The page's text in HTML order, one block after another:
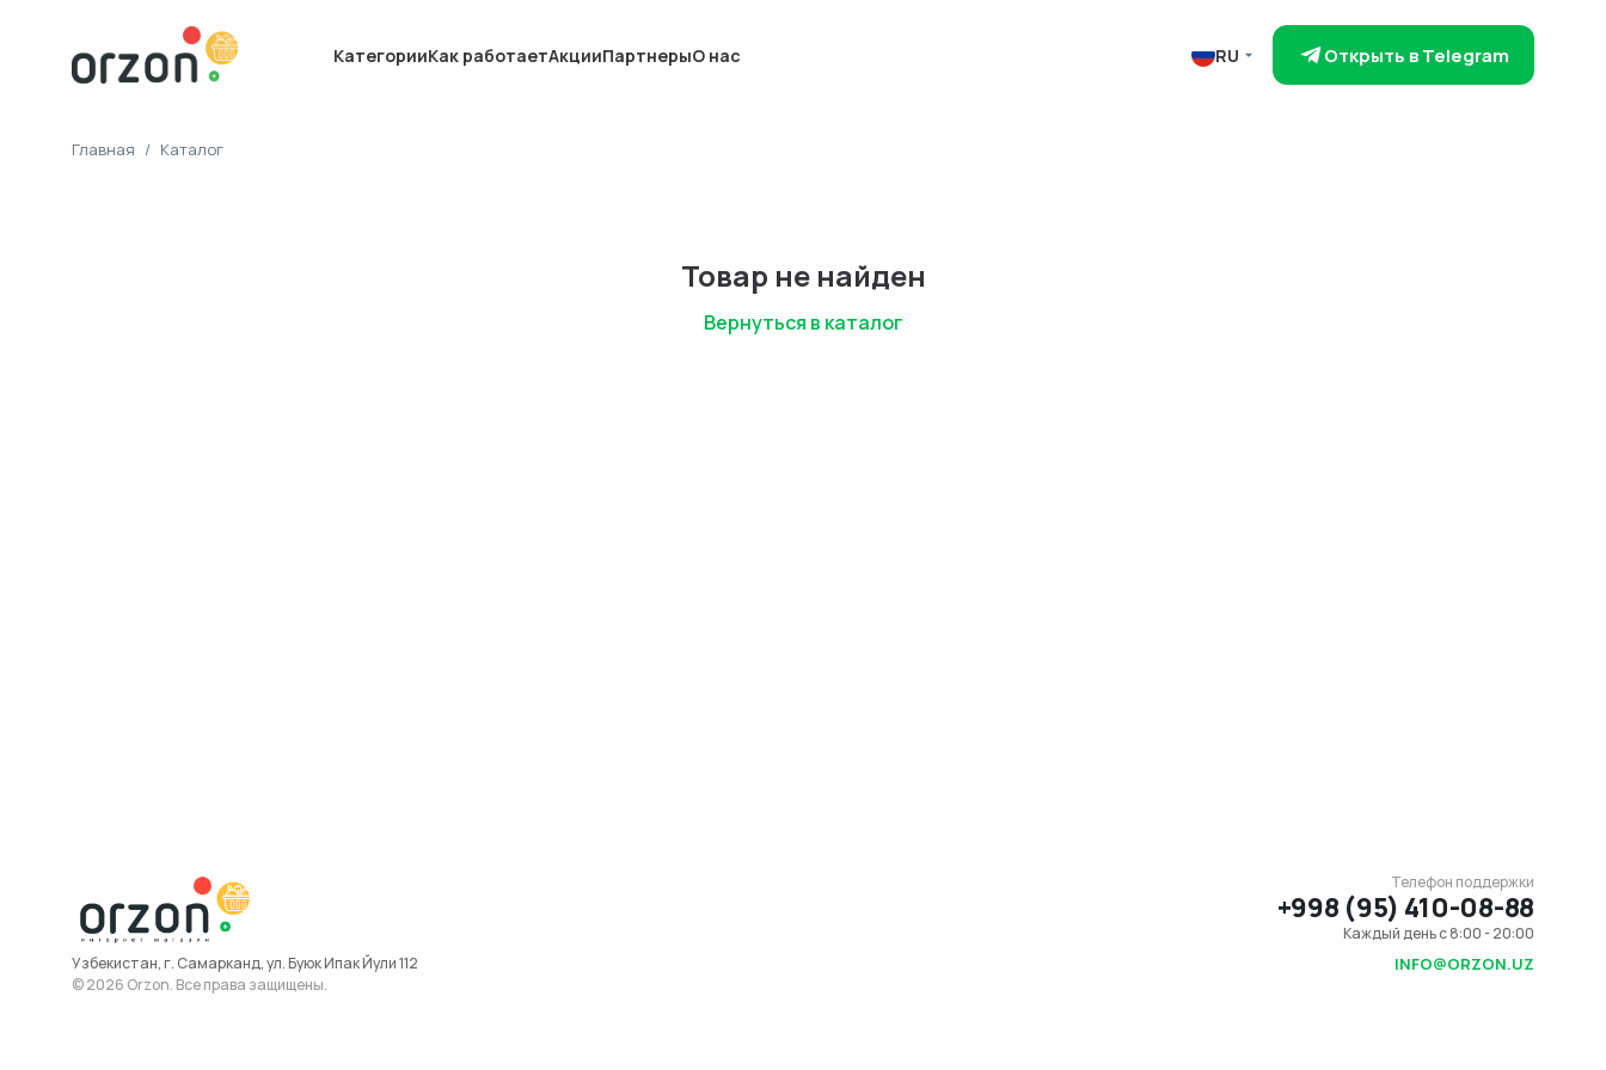
КатегорииКак работаетАкцииПартнерыО нас RU Открыть в Telegram
Главная / Каталог
Товар не найден
Вернуться в каталог
Узбекистан, г. Самарканд, ул. Буюк Ипак Йули 112
© 2026 Orzon. Все права защищены.
Телефон поддержки
+998 (95) 410-08-88
Каждый день с 8:00 - 20:00
INFO@ORZON.UZ